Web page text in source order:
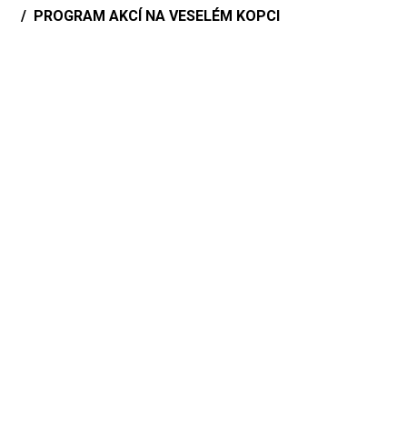
PROGRAM AKCÍ NA VESELÉM KOPCI